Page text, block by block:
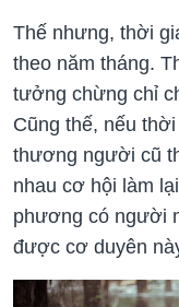
Thế nhưng, thời
theo năm tháng.
tưởng chừng chỉ
Cũng thế, nếu
thương người cũ
nhau cơ hội làm
phương có người
được cơ duyên